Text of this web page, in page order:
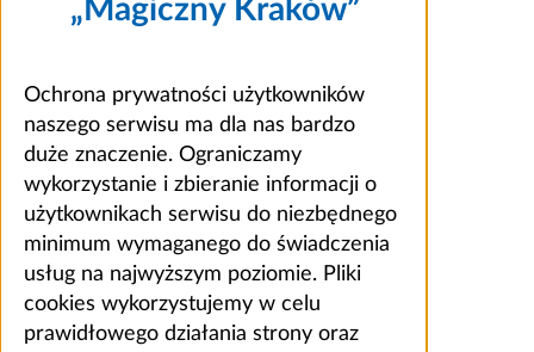
„Magiczny Kraków”
Ochrona prywatności użytkowników
naszego serwisu ma dla nas bardzo
duże znaczenie. Ograniczamy
wykorzystanie i zbieranie informacji o
użytkownikach serwisu do niezbędnego
minimum wymaganego do świadczenia
usług na najwyższym poziomie. Pliki
cookies wykorzystujemy w celu
prawidłowego działania strony oraz